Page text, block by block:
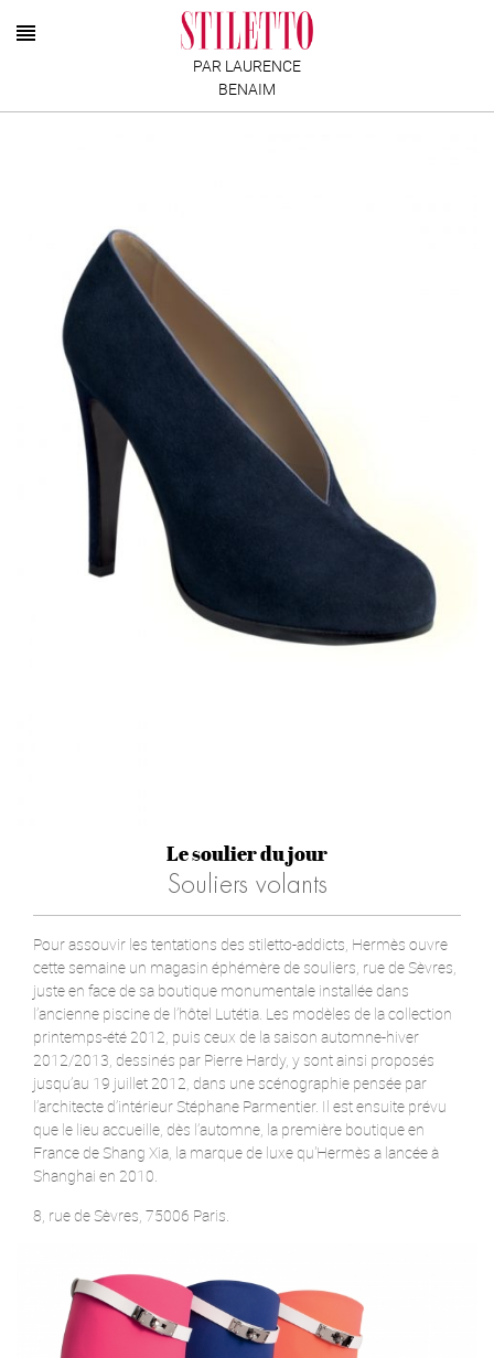
PAR LAURENCE
BENAIM
Le soulier du jour
Souliers volants
Pour assouvir les tentations des stiletto-addicts, Hermès ouvre
cette semaine un magasin éphémère de souliers, rue de Sèvres,
juste en face de sa boutique monumentale installée dans
l’ancienne piscine de l’hôtel Lutétia. Les modèles de la collection
printemps-été 2012, puis ceux de la saison automne-hiver
2012/2013, dessinés par Pierre Hardy, y sont ainsi proposés
jusqu’au 19 juillet 2012, dans une scénographie pensée par
l’architecte d’intérieur Stéphane Parmentier. Il est ensuite prévu
que le lieu accueille, dès l’automne, la première boutique en
France de Shang Xia, la marque de luxe qu'Hermès a lancée à
Shanghai en 2010.
8, rue de Sèvres, 75006 Paris.